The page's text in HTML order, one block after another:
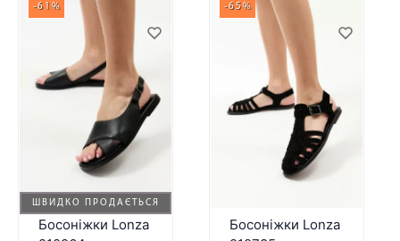
ШВИДКО ПРОДАЄТЬСЯ
-61%
Босоніжки Lonza
-65%
Босоніжки Lonza